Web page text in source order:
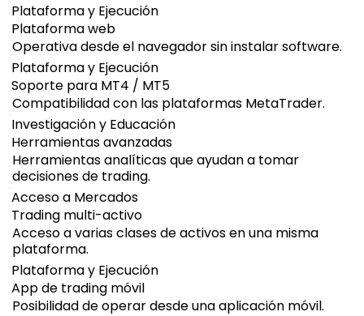
Plataforma y Ejecución
Plataforma web
Operativa desde el navegador sin instalar software.
Plataforma y Ejecución
Soporte para MT4 / MT5
Compatibilidad con las plataformas MetaTrader.
Investigación y Educación
Herramientas avanzadas
Herramientas analíticas que ayudan a tomar
decisiones de trading.
Acceso a Mercados
Trading multi-activo
Acceso a varias clases de activos en una misma
plataforma.
Plataforma y Ejecución
App de trading móvil
Posibilidad de operar desde una aplicación móvil.